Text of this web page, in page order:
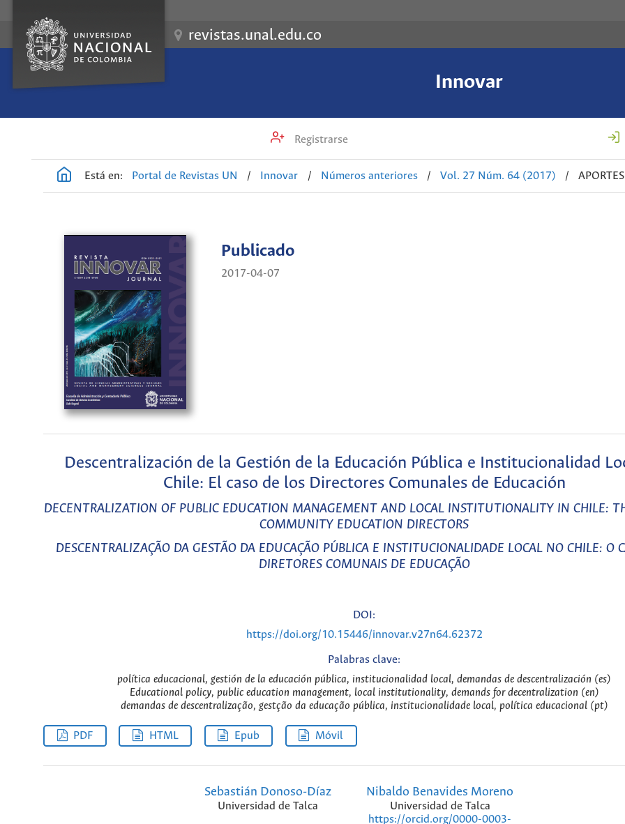
revistas.unal.edu.co
Innovar
Registrarse
Está en: Portal de Revistas UN / Innovar / Números anteriores / Vol. 27 Núm. 64 (2017) /
Publicado
2017-04-07
Descentralización de la Gestión de la Educación Pública e Institucionalidad
Chile: El caso de los Directores Comunales de Educación
DECENTRALIZATION OF PUBLIC EDUCATION MANAGEMENT AND LOCAL INSTITUTIONALITY IN CHILE:
COMMUNITY EDUCATION DIRECTORS
DESCENTRALIZAÇÃO DA GESTÃO DA EDUCAÇÃO PÚBLICA E INSTITUCIONALIDADE LOCAL NO CHILE: O
DIRETORES COMUNAIS DE EDUCAÇÃO
DOI:
https://doi.org/10.15446/innovar.v27n64.62372
Palabras clave:
política educacional, gestión de la educación pública, institucionalidad local, demandas de descentralización (es)
Educational policy, public education management, local institutionality, demands for decentralization (en)
demandas de descentralização, gestção da educação pública, institucionalidade local, política educacional (pt)
PDF HTML Epub Móvil
Sebastián Donoso-Díaz
Universidad de Talca
Nibaldo Benavides Moreno
Universidad de Talca
https://orcid.org/0000-0003-